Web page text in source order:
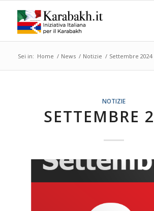
Sei in: Home / News / Notizie / Settembre 2024
NOTIZIE
SETTEMBRE